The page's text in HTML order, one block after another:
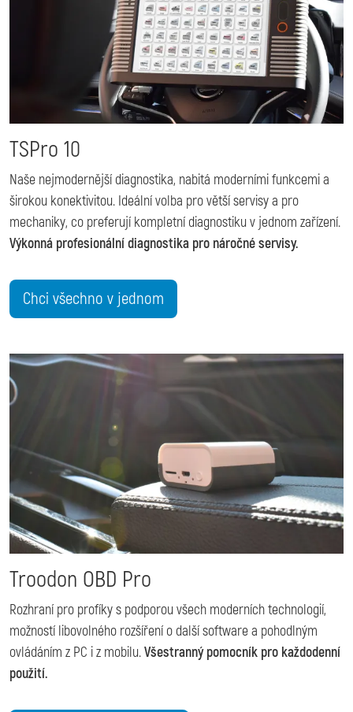
TSPro 10
Naše nejmodernější diagnostika, nabitá moderními funkcemi a
širokou konektivitou. Ideální volba pro větší servisy a pro
mechaniky, co preferují kompletní diagnostiku v jednom zařízení.
Výkonná profesionální diagnostika pro náročné servisy.
Chci všechno v jednom
Image
Troodon OBD Pro
Rozhraní pro profíky s podporou všech moderních technologií,
možností libovolného rozšíření o další software a pohodlným
ovládáním z PC i z mobilu.Všestranný pomocník pro každodenní
použití.